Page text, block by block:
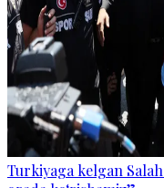
Turkiyaga kelgan